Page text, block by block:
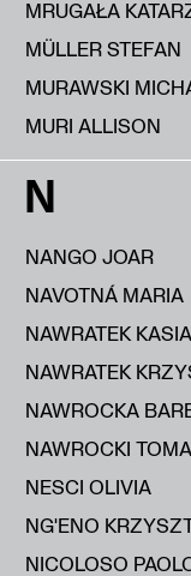
MRUGAŁA
MÜLLER STEFAN
MURAWSKI
MURI ALLISON
N
NANGO JOAR
NAVOTNÁ MARIA
NAWRATEK KASIA
NAWRATEK
NAWROCKA
NAWROCKI
NESCI OLIVIA
NG'ENO
NICOLOSO